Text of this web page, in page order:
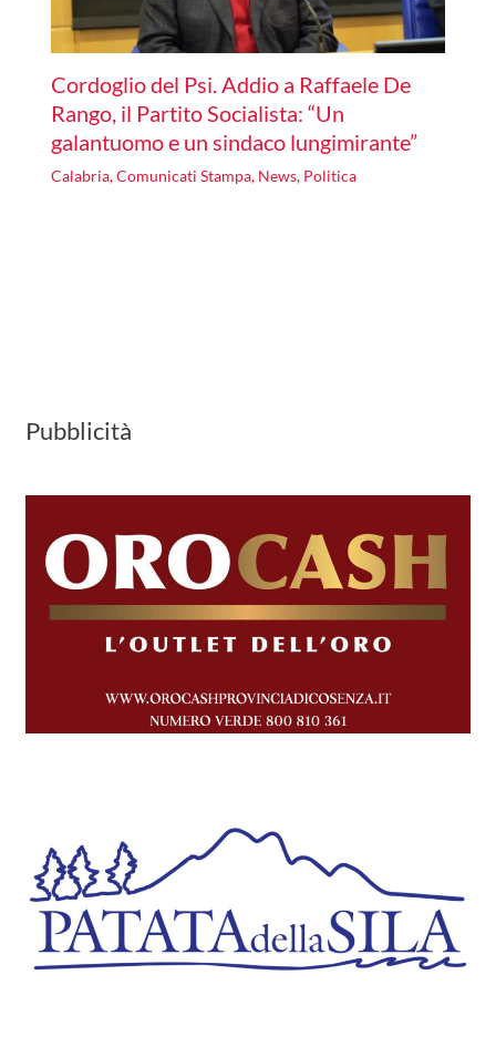
Cordoglio del Psi. Addio a Raffaele De
Rango, il Partito Socialista: “Un
galantuomo e un sindaco lungimirante”
Calabria,Comunicati Stampa, News, Politica
Pubblicità